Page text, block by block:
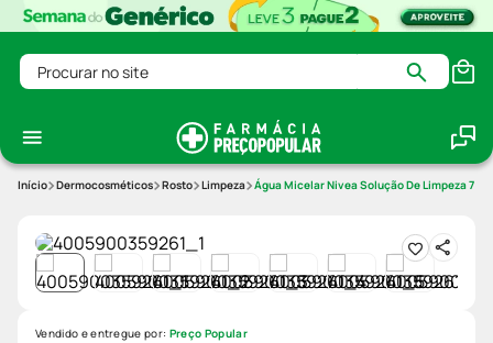
Procurar no site
Dermocosméticos Rosto Limpeza Água Micelar Nivea Solução De Limpeza 7
Vendido e entregue por: Preço Popular